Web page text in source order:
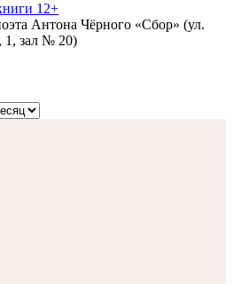
12+
Антона Чёрного «Сбор» (ул.
1, зал № 20)